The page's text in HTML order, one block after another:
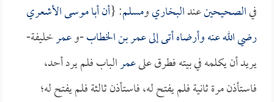
فيالصحيحينعندالبخاريومسلم: {أنأبا موسى الأشعري
رضي الله عنه وأرضاه أتى إلىعمر بن الخطاب-وعمرخليفة-
يريد أن يكلمه في بيته فطرق علىعمرالباب فلم يرد أحد،
فاستأذن مرة ثانية فلم يفتح له، فاستأذن ثالثة فلم يفتح له؛